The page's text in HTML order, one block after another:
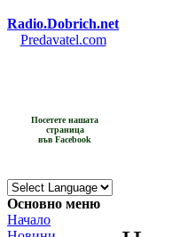
Radio.Dobrich.net
Predavatel.com
Посетете нашата
страница
във Facebook
Основно меню
Начало